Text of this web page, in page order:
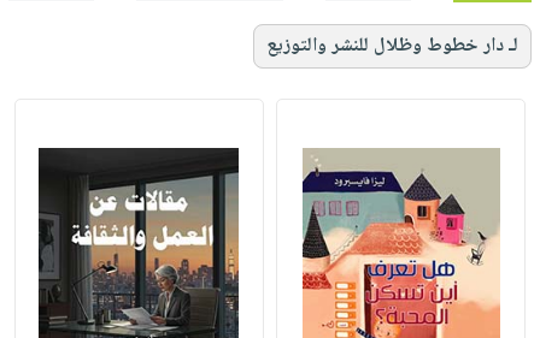
لـ دار خطوط وظلال للنشر والتوزيع